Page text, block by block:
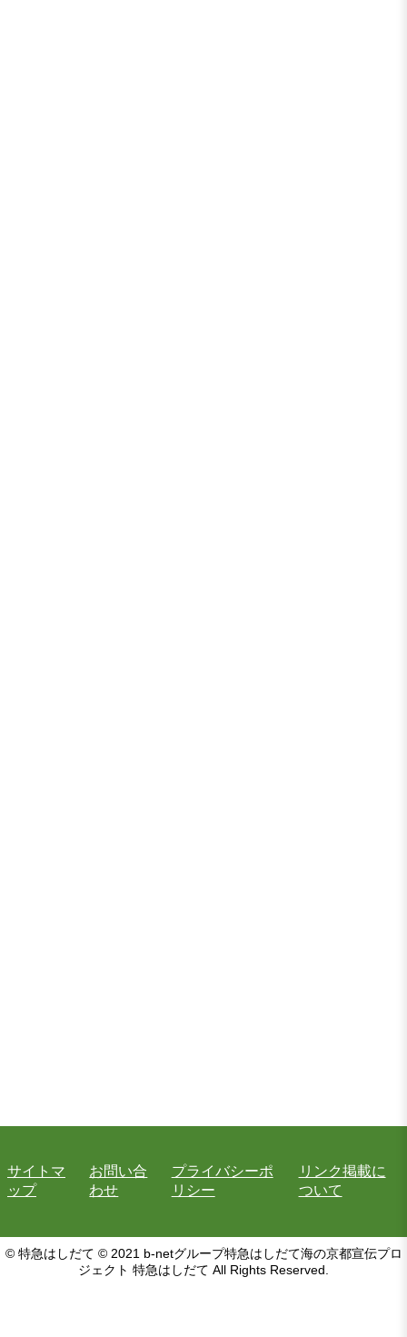
サイトマ
ップ
お問い合
わせ
プライバシーポ
リシー
リンク掲載に
ついて
© 特急はしだて © 2021 b-netグループ特急はしだて海の京都宣伝プロ
ジェクト 特急はしだて All Rights Reserved.